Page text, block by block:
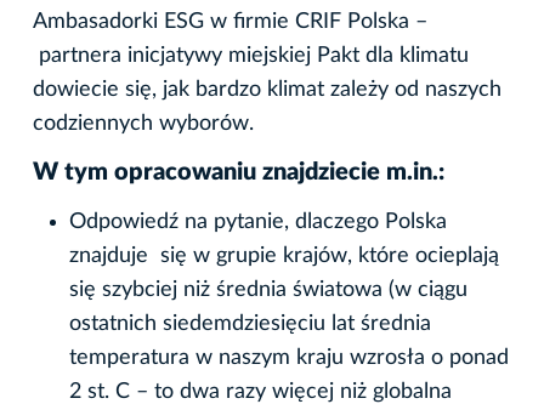
Ambasadorki ESG w firmie CRIF Polska –
partnera inicjatywy miejskiej Pakt dla klimatu
dowiecie się, jak bardzo klimat zależy od naszych
codziennych wyborów.
W tym opracowaniu znajdziecie m.in.:
Odpowiedź na pytanie, dlaczego Polska
znajduje się w grupie krajów, które ocieplają
się szybciej niż średnia światowa (w ciągu
ostatnich siedemdziesięciu lat średnia
temperatura w naszym kraju wzrosła o ponad
2 st. C – to dwa razy więcej niż globalna